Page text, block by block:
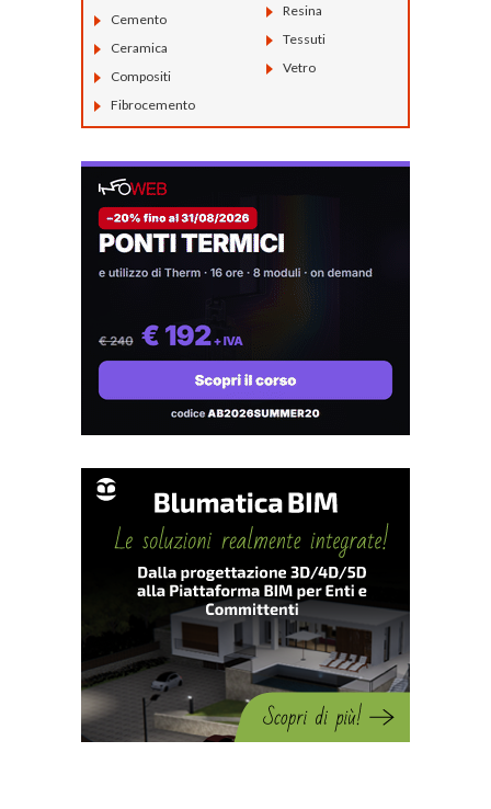
Cemento
Ceramica
Compositi
Fibrocemento
Resina
Tessuti
Vetro